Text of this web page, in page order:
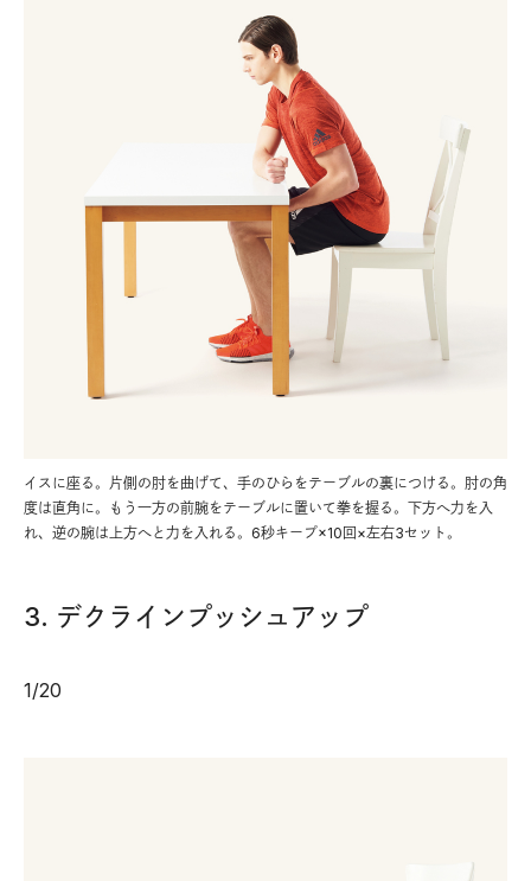
イスに座る。片側の肘を曲げて、手のひらをテーブルの裏につける。肘の角
度は直角に。もう一方の前腕をテーブルに置いて拳を握る。下方へ力を入
れ、逆の腕は上方へと力を入れる。6秒キープ×10回×左右3セット。
3. デクラインプッシュアップ
1/20